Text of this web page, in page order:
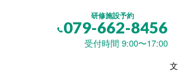
研修施設予約
079-662-8456
受付時間 9:00〜17:00